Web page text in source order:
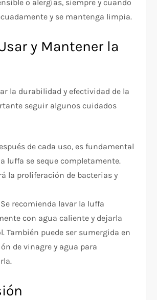
o alergias, siempre y cuando
y se mantenga limpia.
y Mantener la
la durabilidad y efectividad de la
seguir algunos cuidados
de cada uso, es fundamental
luffa se seque completamente.
la proliferación de bacterias y
Se recomienda lavar la luffa
con agua caliente y dejarla
También puede ser sumergida en
de vinagre y agua para